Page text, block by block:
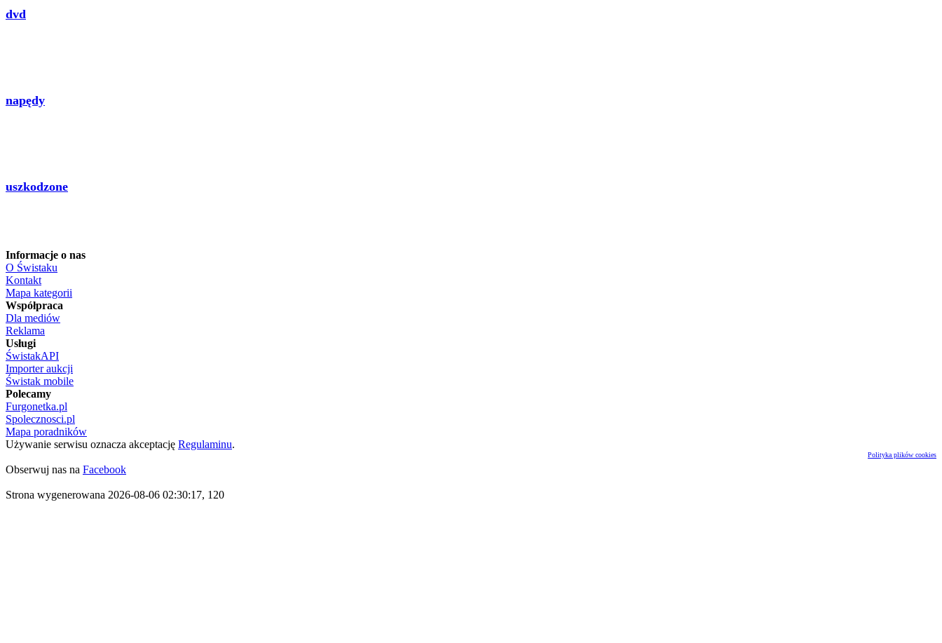
dvd
napędy
uszkodzone
Informacje o nas
O Świstaku
Kontakt
Mapa kategorii
Współpraca
Dla mediów
Reklama
Usługi
ŚwistakAPI
Importer aukcji
Świstak mobile
Polecamy
Furgonetka.pl
Spolecznosci.pl
Mapa poradników
Używanie serwisu oznacza akceptację Regulaminu.
Polityka plików cookies
Obserwuj nas na Facebook
Strona wygenerowana 2026-08-06 02:30:17, 120